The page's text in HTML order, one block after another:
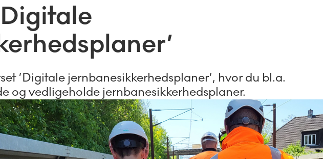
’Digitale jernbanesikkerhedsplaner’, hvor du bl.a.
og vedligeholde jernbanesikkerhedsplaner.